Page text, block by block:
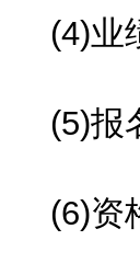
(4)业绩
(5)报名
(6)资格